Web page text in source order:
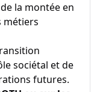
la montée en
métiers
sociétal et de
futures.